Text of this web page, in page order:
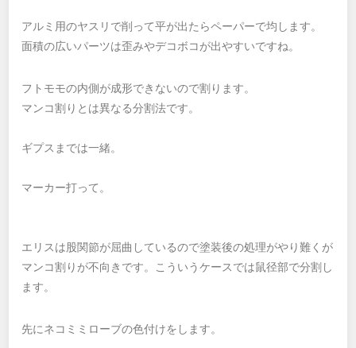
アルミ用のヤスリで削って平が出たらペーパーで均します。
面積の広いパーツは歪みやデコボコが出やすいですね。
フトモモの内側が成形できないので割ります。
マンコ割りとは異なる分割法です。
ギプスまでは一緒。
マーカー打って。
エリスは股関節が屈曲しているので塗装後の処理がやり難くが
マンコ割りが不向きです。こういうケースでは鼠径部で分割し
ます。
先にネコミミローブの色付けをします。